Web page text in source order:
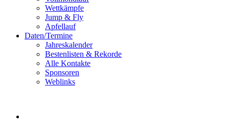
Wettkämpfe
Jump & Fly
Apfellauf
Daten/Termine
Jahreskalender
Bestenlisten & Rekorde
Alle Kontakte
Sponsoren
Weblinks